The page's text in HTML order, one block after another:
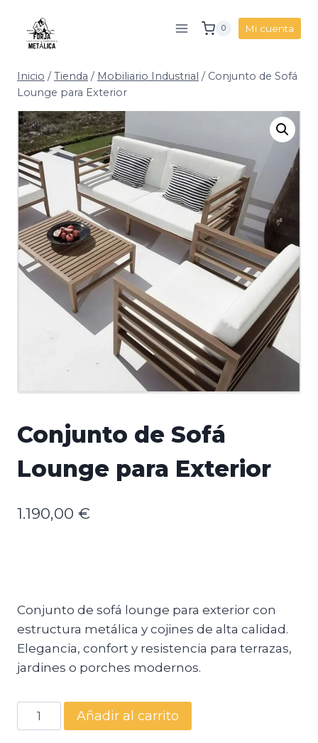
contenido
0 Mi cuenta
Inicio / Tienda / Mobiliario Industrial / Conjunto de Sofá
Lounge para Exterior
Conjunto de Sofá
Lounge para Exterior
1.190,00 €
Conjunto de sofá lounge para exterior con
estructura metálica y cojines de alta calidad.
Elegancia, confort y resistencia para terrazas,
jardines o porches modernos.
Conjunto
de
Añadir al carrito